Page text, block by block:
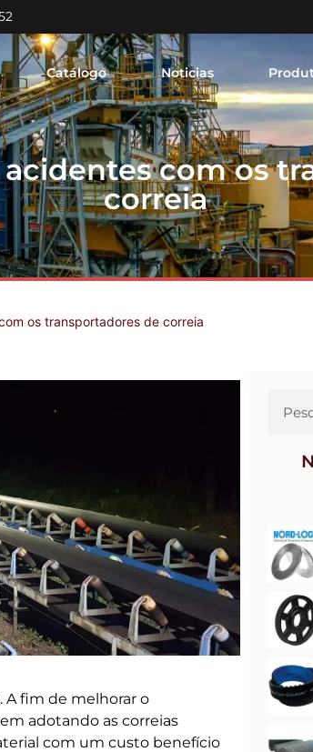
Catálogo Noticias
com os
correia
os transportadores de correia
A fim de melhorar o
adotando as correias
com um custo benefício